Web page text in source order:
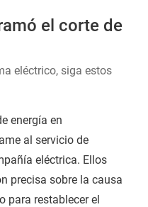
el corte de
eléctrico, siga estos
energía en
al servicio de
eléctrica. Ellos
precisa sobre la causa
para restablecer el